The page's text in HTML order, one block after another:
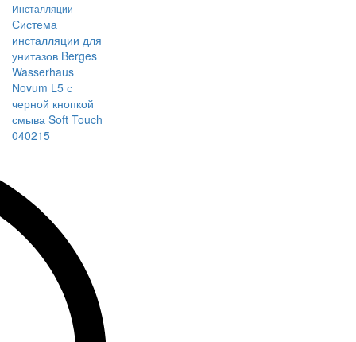
Инсталляции
Система
инсталляции для
унитазов Berges
Wasserhaus
Novum L5 с
черной кнопкой
смыва Soft Touch
040215